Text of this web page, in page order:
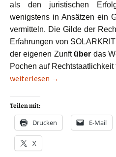
als den juristischen
wenigstens in Ansätzen ein
vermitteln. Die Gilde der
Erfahrungen von
der eigenen Zunft über das
Pochen auf Rechtstaatlichkeit
ACHT Beispiele für
weiterlesen →
Teilen mit:
Drucken E-Mail
X